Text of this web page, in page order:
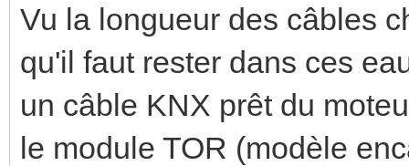
Vu la longueur des câbles
qu'il faut rester dans ces
un câble KNX prêt du
le module TOR (modèle